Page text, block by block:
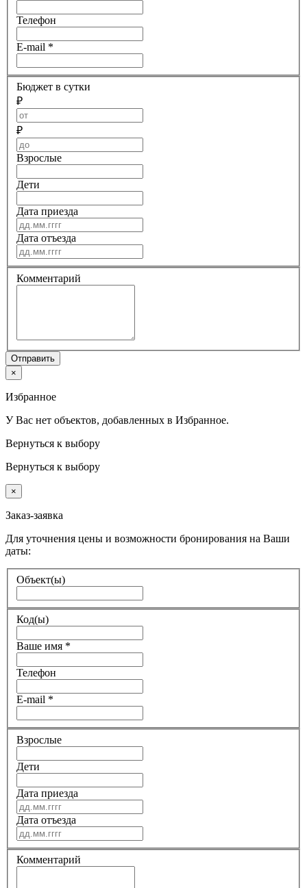
Телефон
E-mail *
Бюджет в сутки
₽
₽
Взрослые
Дети
Дата приезда
Дата отъезда
Комментарий
Отправить
×
Избранное
У Вас нет объектов, добавленных в Избранное.
Вернуться к выбору
Вернуться к выбору
×
Заказ-заявка
Для уточнения цены и возможности бронирования на Ваши
даты:
Объект(ы)
Код(ы)
Ваше имя *
Телефон
E-mail *
Взрослые
Дети
Дата приезда
Дата отъезда
Комментарий